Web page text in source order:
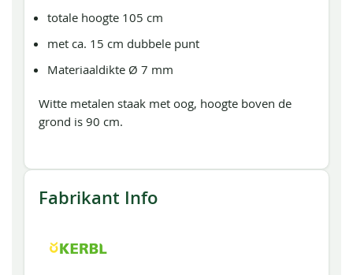
totale hoogte 105 cm
met ca. 15 cm dubbele punt
Materiaaldikte Ø 7 mm
Witte metalen staak met oog, hoogte boven de
grond is 90 cm.
Fabrikant Info